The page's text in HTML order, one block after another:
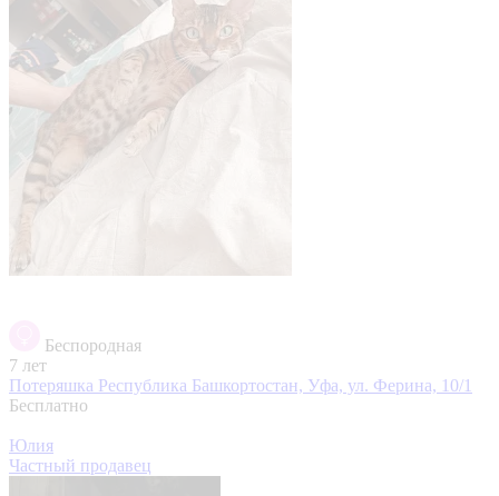
Беспородная
7 лет
Потеряшка Республика Башкортостан, Уфа, ул. Ферина, 10/1
Бесплатно
Юлия
Частный продавец